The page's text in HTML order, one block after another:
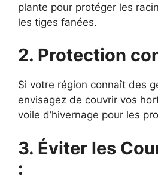
plante pour protéger les
les tiges fanées.
2. Protection
Si votre région connaît des
envisagez de couvrir vos
voile d’hivernage pour les
3. Éviter les
: